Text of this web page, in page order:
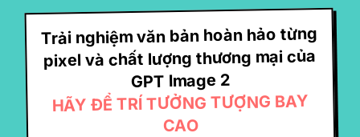
Trải nghiệm văn bản hoàn hảo từng
pixel và chất lượng thương mại của
GPT Image 2
HÃY ĐỂ TRÍ TƯỞNG TƯỢNG BAY
CAO